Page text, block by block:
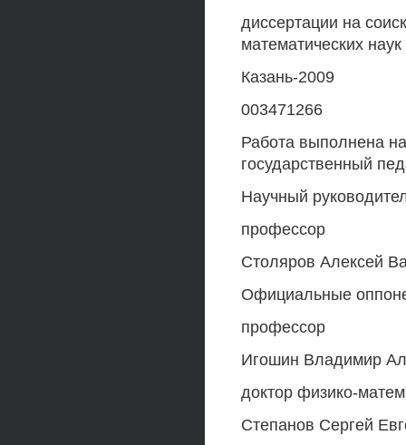
диссертации на
математических наук
Казань-2009
003471266
Работа выполнена
государственный
Научный
профессор
Столяров Алексей
Официальные
профессор
Игошин Владимир
доктор физико-
Степанов Сергей